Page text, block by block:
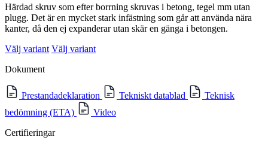
Härdad skruv som efter borrning skruvas i betong, tegel mm utan
plugg. Det är en mycket stark infästning som går att använda nära
kanter, då den ej expanderar utan skär en gänga i betongen.
Välj variant Välj variant
Dokument
Prestandadeklaration Tekniskt datablad
Teknisk
bedömning (ETA)
Video
Certifieringar